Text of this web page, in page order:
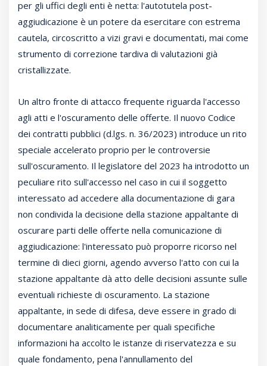
per gli uffici degli enti è netta: l'autotutela post-
aggiudicazione è un potere da esercitare con estrema
cautela, circoscritto a vizi gravi e documentati, mai come
strumento di correzione tardiva di valutazioni già
cristallizzate.
Un altro fronte di attacco frequente riguarda l'accesso
agli atti e l'oscuramento delle offerte. Il nuovo Codice
dei contratti pubblici (d.lgs. n. 36/2023) introduce un rito
speciale accelerato proprio per le controversie
sull'oscuramento. Il legislatore del 2023 ha introdotto un
peculiare rito sull'accesso nel caso in cui il soggetto
interessato ad accedere alla documentazione di gara
non condivida la decisione della stazione appaltante di
oscurare parti delle offerte nella comunicazione di
aggiudicazione: l'interessato può proporre ricorso nel
termine di dieci giorni, agendo avverso l'atto con cui la
stazione appaltante dà atto delle decisioni assunte sulle
eventuali richieste di oscuramento. La stazione
appaltante, in sede di difesa, deve essere in grado di
documentare analiticamente per quali specifiche
informazioni ha accolto le istanze di riservatezza e su
quale fondamento, pena l'annullamento del